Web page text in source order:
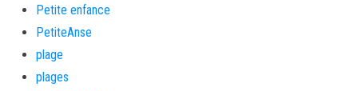
Petite enfance
PetiteAnse
plage
plages